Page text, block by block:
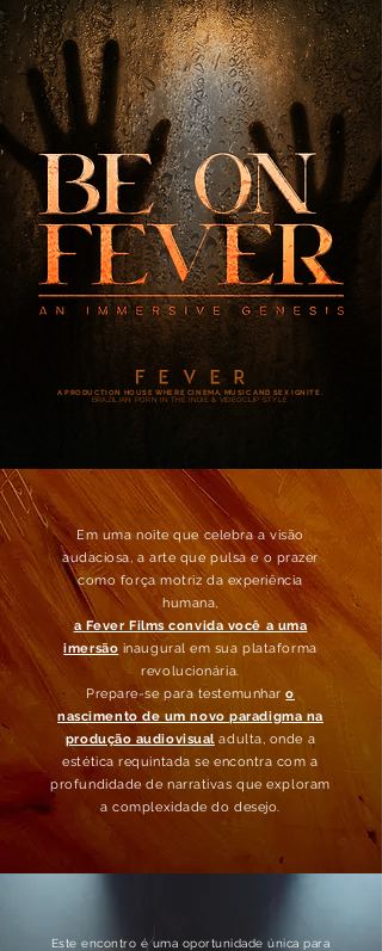
A PRODUCTION HOUSE WHERE CINEMA, MUSIC AND SEX IGNITE.
BRAZILIAN PORN IN THE INDIE & VIDEOCLIP STYLE
Em uma noite que celebra a visão
audaciosa, a arte que pulsa e o prazer
como força motriz da experiência
humana,
a Fever Films convida você a uma
imersão inaugural em sua plataforma
revolucionária.
Prepare-se para testemunharo
nascimento de um novo paradigma na
produção audiovisualadulta, onde a
estética requintada se encontra com a
profundidade de narrativas que exploram
a complexidade do desejo.
Este encontro é uma oportunidade única para